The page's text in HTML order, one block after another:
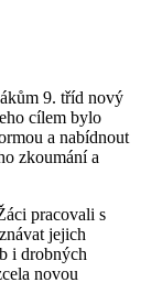
9. tříd nový
cílem bylo
a nabídnout
zkoumání a
pracovali s
jejich
i drobných
novou